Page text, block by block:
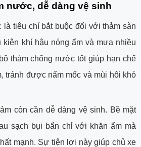
nước, dễ dàng vệ sinh
là tiêu chí bắt buộc đối với thảm sàn
kiện khí hậu nóng ẩm và mưa nhiều
thảm chống nước tốt giúp hạn chế
tránh được nấm mốc và mùi hôi khó
còn cần dễ dàng vệ sinh. Bề mặt
sạch bụi bẩn chỉ với khăn ẩm mà
mạnh. Sự tiện lợi này giúp chủ xe